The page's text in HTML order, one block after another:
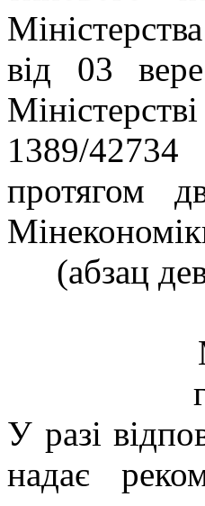
від 03
1389/
протягом
(абзац
У разі
надає